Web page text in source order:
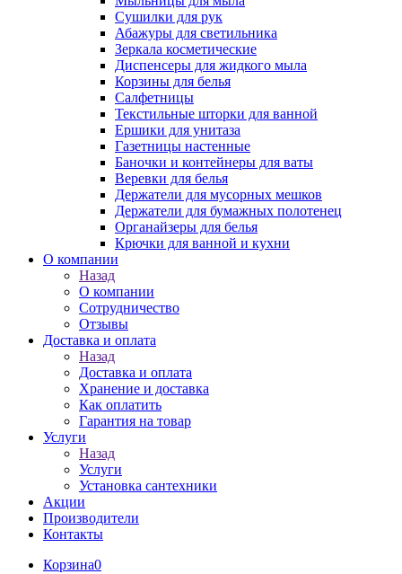
Сушилки для рук
Абажуры для светильника
Зеркала косметические
Диспенсеры для жидкого мыла
Корзины для белья
Салфетницы
Текстильные шторки для ванной
Ершики для унитаза
Газетницы настенные
Баночки и контейнеры для ваты
Веревки для белья
Держатели для мусорных мешков
Держатели для бумажных полотенец
Органайзеры для белья
Крючки для ванной и кухни
О компании
Назад
О компании
Сотрудничество
Отзывы
Доставка и оплата
Назад
Доставка и оплата
Хранение и доставка
Как оплатить
Гарантия на товар
Услуги
Назад
Услуги
Установка сантехники
Акции
Производители
Контакты
Корзина0